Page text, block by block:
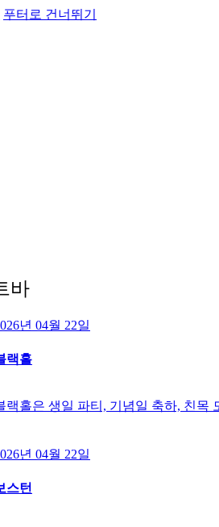
푸터로 건너뛰기
바
년 04월 22일
랙홀
랙홀은 생일 파티, 기념일 축하, 친목
년 04월 22일
스턴